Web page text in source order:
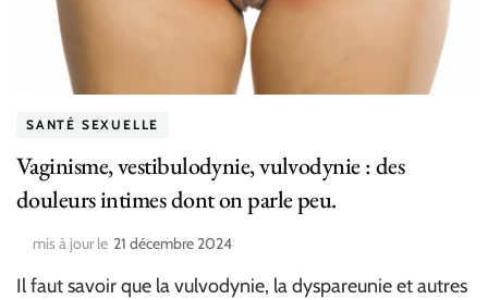
SANTÉ SEXUELLE
Vaginisme, vestibulodynie, vulvodynie : des
douleurs intimes dont on parle peu.
mis à jour le 21 décembre 2024
Il faut savoir que la vulvodynie, la dyspareunie et autres